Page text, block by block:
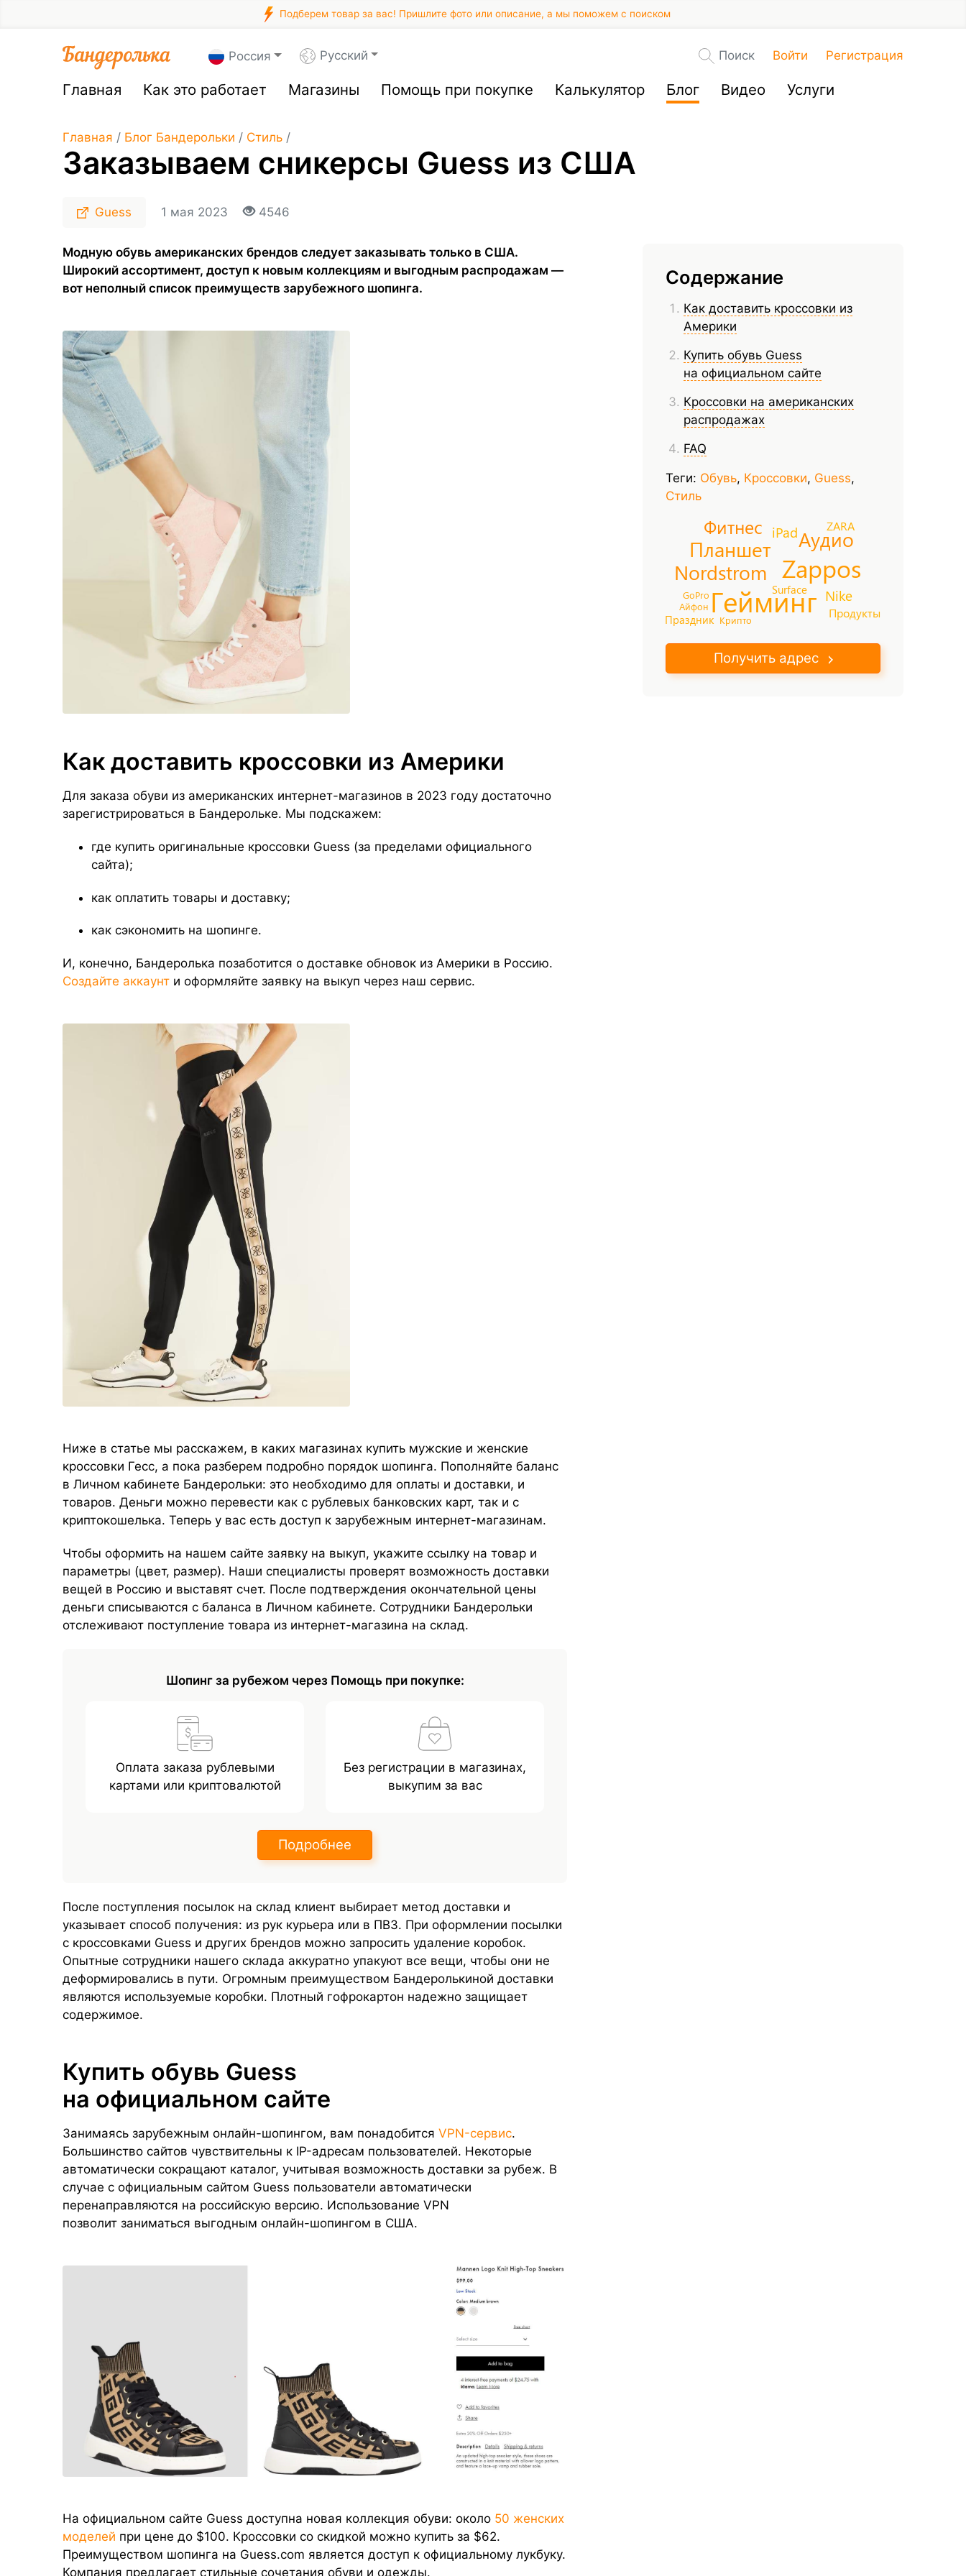
Подберем товар за вас! Пришлите фото или описание, а мы поможем с поиском
Россия Русский Поиск Войти Регистрация
Главная Как это работает Магазины Помощь при покупке Калькулятор Блог Видео Услуги
Главная / Блог Бандерольки / Стиль /
Заказываем сникерсы Guess из США
Guess 1 мая 2023 4546
Содержание
Как доставить кроссовки из
Америки
Купить обувь Guess
на официальном сайте
Кроссовки на американских
распродажах
FAQ
Теги: Обувь, Кроссовки, Guess,
Стиль
Гейминг
Zappos
Планшет
Nordstrom
Аудио
Фитнес
Nike
iPad ZARA
Продукты
Surface
Праздник
Айфон
GoPro
Крипто
Получить адрес
Модную обувь американских брендов следует заказывать только в США.
Широкий ассортимент, доступ к новым коллекциям и выгодным распродажам —
вот неполный список преимуществ зарубежного шопинга.
Как доставить кроссовки из Америки
Для заказа обуви из американских интернет-магазинов в 2023 году достаточно
зарегистрироваться в Бандерольке. Мы подскажем:
где купить оригинальные кроссовки Guess (за пределами официального
сайта);
как оплатить товары и доставку;
как сэкономить на шопинге.
И, конечно, Бандеролька позаботится о доставке обновок из Америки в Россию.
Создайте аккаунт и оформляйте заявку на выкуп через наш сервис.
Ниже в статье мы расскажем, в каких магазинах купить мужские и женские
кроссовки Гесс, а пока разберем подробно порядок шопинга. Пополняйте баланс
в Личном кабинете Бандерольки: это необходимо для оплаты и доставки, и
товаров. Деньги можно перевести как с рублевых банковских карт, так и с
криптокошелька. Теперь у вас есть доступ к зарубежным интернет-магазинам.
Чтобы оформить на нашем сайте заявку на выкуп, укажите ссылку на товар и
параметры (цвет, размер). Наши специалисты проверят возможность доставки
вещей в Россию и выставят счет. После подтверждения окончательной цены
деньги списываются с баланса в Личном кабинете. Сотрудники Бандерольки
отслеживают поступление товара из интернет-магазина на склад.
Шопинг за рубежом через Помощь при покупке:
Оплата заказа рублевыми
картами или криптовалютой
Без регистрации в магазинах,
выкупим за вас
Подробнее
После поступления посылок на склад клиент выбирает метод доставки и
указывает способ получения: из рук курьера или в ПВЗ. При оформлении посылки
с кроссовками Guess и других брендов можно запросить удаление коробок.
Опытные сотрудники нашего склада аккуратно упакуют все вещи, чтобы они не
деформировались в пути. Огромным преимуществом Бандеролькиной доставки
являются используемые коробки. Плотный гофрокартон надежно защищает
содержимое.
Купить обувь Guess
на официальном сайте
Занимаясь зарубежным онлайн-шопингом, вам понадобится VPN-сервис.
Большинство сайтов чувствительны к IP-адресам пользователей. Некоторые
автоматически сокращают каталог, учитывая возможность доставки за рубеж. В
случае с официальным сайтом Guess пользователи автоматически
перенаправляются на российскую версию. Использование VPN
позволит заниматься выгодным онлайн-шопингом в США.
На официальном сайте Guess доступна новая коллекция обуви: около 50 женских
моделей при цене до $100. Кроссовки со скидкой можно купить за $62.
Преимуществом шопинга на Guess.com является доступ к официальному лукбуку.
Компания предлагает стильные сочетания обуви и одежды.